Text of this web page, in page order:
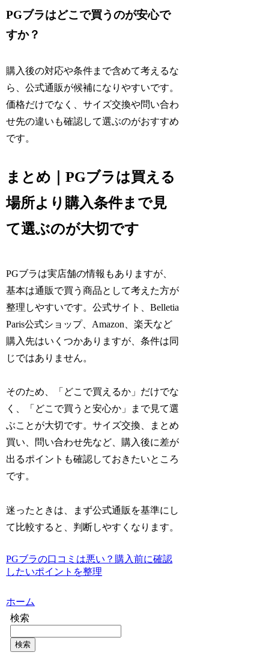
PGブラはどこで買うのが安心で
すか？
購入後の対応や条件まで含めて考えるな
ら、公式通販が候補になりやすいです。
価格だけでなく、サイズ交換や問い合わ
せ先の違いも確認して選ぶのがおすすめ
です。
まとめ｜PGブラは買える
場所より購入条件まで見
て選ぶのが大切です
PGブラは実店舗の情報もありますが、
基本は通販で買う商品として考えた方が
整理しやすいです。公式サイト、Belletia
Paris公式ショップ、Amazon、楽天など
購入先はいくつかありますが、条件は同
じではありません。
そのため、「どこで買えるか」だけでな
く、「どこで買うと安心か」まで見て選
ぶことが大切です。サイズ交換、まとめ
買い、問い合わせ先など、購入後に差が
出るポイントも確認しておきたいところ
です。
迷ったときは、まず公式通販を基準にし
て比較すると、判断しやすくなります。
PGブラの口コミは悪い？購入前に確認
したいポイントを整理
ホーム
検索
検索